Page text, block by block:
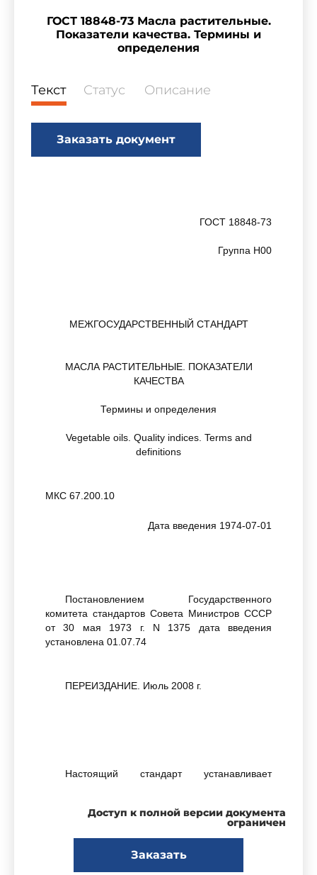
ГОСТ 18848-73 Масла растительные.
Показатели качества. Термины и
определения
Текст Статус Описание
Заказать документ
ГОСТ 18848-73
Группа Н00
МЕЖГОСУДАРСТВЕННЫЙ СТАНДАРТ
МАСЛА РАСТИТЕЛЬНЫЕ. ПОКАЗАТЕЛИ
КАЧЕСТВА
Термины и определения
Vegetable oils. Quality indices. Terms and
definitions
МКС 67.200.10
Дата введения 1974-07-01
Постановлением Государственного
комитета стандартов Совета Министров СССР
от 30 мая 1973 г. N 1375 дата введения
установлена 01.07.74
ПЕРЕИЗДАНИЕ. Июль 2008 г.
Настоящий стандарт устанавливает
качества растительных масел.
Термины, установленные настоящим
Доступ к полной версии документа
ограничен
Заказать